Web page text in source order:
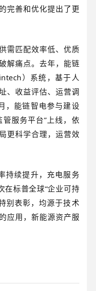
完善和优化提出了更
需匹配效率低、优质
解痛点。去年，能链
）系统，基于人
、收益评估、运营调
，能链智电参与建设
服务平台”上线，依
更科学合理，运营效
持续提升，充电服务
在标普全球“企业可持
别表彰，均源于技术
应用，新能源资产服